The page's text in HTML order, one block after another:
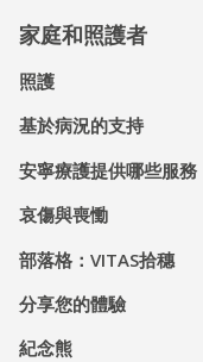
家庭和照護者
照護
基於病況的支持
安寧療護提供哪些服務
哀傷與喪慟
部落格：VITAS拾穗
分享您的體驗
紀念熊